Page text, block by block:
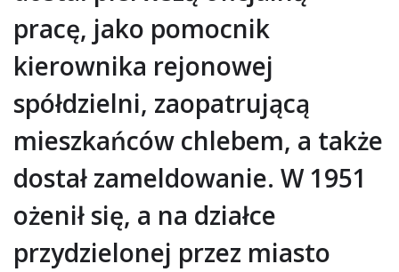
pracę, jako pomocnik
kierownika rejonowej
spółdzielni, zaopatrującą
mieszkańców chlebem, a także
dostał zameldowanie. W 1951
ożenił się, a na działce
przydzielonej przez miasto